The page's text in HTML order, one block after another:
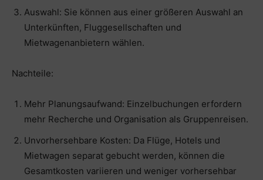
Auswahl: Sie können aus einer größeren Auswahl an
Unterkünften, Fluggesellschaften und
Mietwagenanbietern wählen.
Nachteile:
Mehr Planungsaufwand: Einzelbuchungen erfordern
mehr Recherche und Organisation als Gruppenreisen.
Unvorhersehbare Kosten: Da Flüge, Hotels und
Mietwagen separat gebucht werden, können die
Gesamtkosten variieren und weniger vorhersehbar